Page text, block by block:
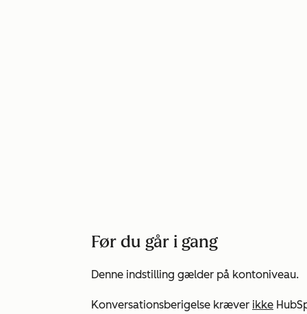
Før du går i gang
Denne indstilling gælder på kontoniveau.
Konversationsberigelse kræver ikke